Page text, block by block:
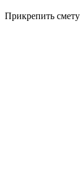
Прикрепить смету